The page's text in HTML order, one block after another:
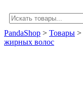
PandaShop > Товары >
жирных волос